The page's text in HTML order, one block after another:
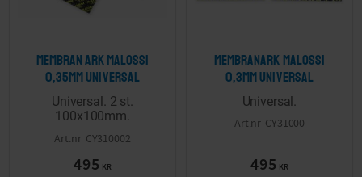
Membran ark Malossi
0,35mm Universal
Universal. 2 st.
100x100mm.
CY310002
495 KR
Membranark Malossi
0,3mm Universal
Universal.
CY31000
495 KR